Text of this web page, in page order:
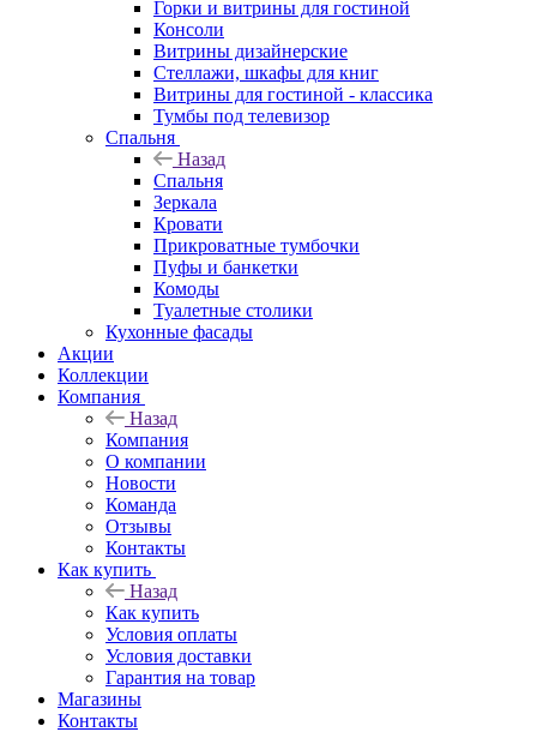
Горки и витрины для гостиной
Консоли
Витрины дизайнерские
Стеллажи, шкафы для книг
Витрины для гостиной - классика
Тумбы под телевизор
Спальня
Назад
Спальня
Зеркала
Кровати
Прикроватные тумбочки
Пуфы и банкетки
Комоды
Туалетные столики
Кухонные фасады
Акции
Коллекции
Компания
Назад
Компания
О компании
Новости
Команда
Отзывы
Контакты
Как купить
Назад
Как купить
Условия оплаты
Условия доставки
Гарантия на товар
Магазины
Контакты